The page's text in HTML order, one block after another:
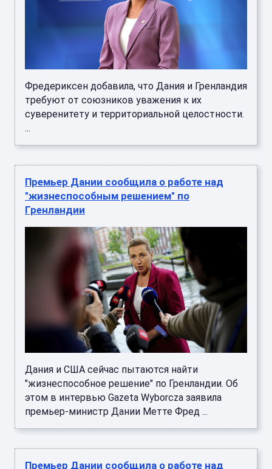
Фредериксен добавила, что Дания и Гренландия
требуют от союзников уважения к их
суверенитету и территориальной целостности.
...
Премьер Дании сообщила о работе над
"жизнеспособным решением" по
Гренландии
Дания и США сейчас пытаются найти
"жизнеспособное решение" по Гренландии. Об
этом в интервью Gazeta Wyborcza заявила
премьер-министр Дании Метте Фред ...
Премьер Дании сообщила о работе над